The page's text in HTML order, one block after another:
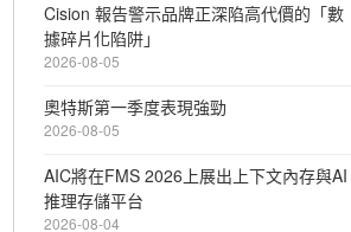
Cision 報告警示品牌正深陷高代價的「數
據碎片化陷阱」
2026-08-05
奧特斯第一季度表現強勁
2026-08-05
AIC將在FMS 2026上展出上下文內存與AI
推理存儲平台
2026-08-04